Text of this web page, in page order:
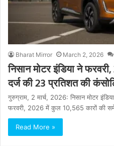
Bharat Mirror March 2, 2026
निसान मोटर इंडिया ने
दर्ज की 23 प्रतिशत की
गुरुग्राम, 2 मार्च, 2026: निसान मोटर
फरवरी, 2026 में कुल 10,565 कारों की
Read More »